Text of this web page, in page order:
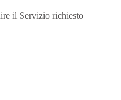
il Servizio richiesto